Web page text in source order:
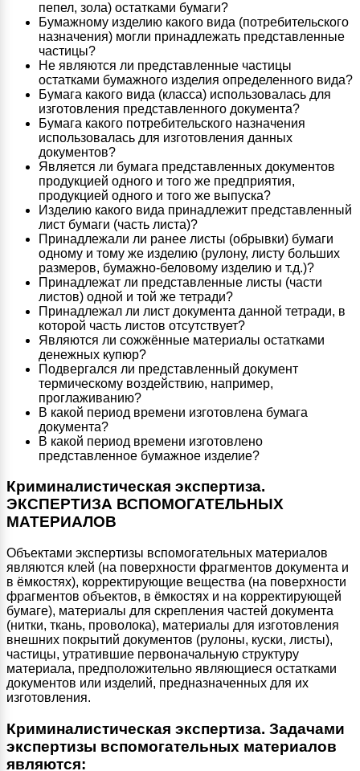
пепел, зола) остатками бумаги?
Бумажному изделию какого вида (потребительского
назначения) могли принадлежать представленные
частицы?
Не являются ли представленные частицы
остатками бумажного изделия определенного вида?
Бумага какого вида (класса) использовалась для
изготовления представленного документа?
Бумага какого потребительского назначения
использовалась для изготовления данных
документов?
Является ли бумага представленных документов
продукцией одного и того же предприятия,
продукцией одного и того же выпуска?
Изделию какого вида принадлежит представленный
лист бумаги (часть листа)?
Принадлежали ли ранее листы (обрывки) бумаги
одному и тому же изделию (рулону, листу больших
размеров, бумажно-беловому изделию и т.д.)?
Принадлежат ли представленные листы (части
листов) одной и той же тетради?
Принадлежал ли лист документа данной тетради, в
которой часть листов отсутствует?
Являются ли сожжённые материалы остатками
денежных купюр?
Подвергался ли представленный документ
термическому воздействию, например,
проглаживанию?
В какой период времени изготовлена бумага
документа?
В какой период времени изготовлено
представленное бумажное изделие?
Криминалистическая экспертиза.
ЭКСПЕРТИЗА ВСПОМОГАТЕЛЬНЫХ
МАТЕРИАЛОВ
Объектами экспертизы вспомогательных материалов
являются клей (на поверхности фрагментов документа и
в ёмкостях), корректирующие вещества (на поверхности
фрагментов объектов, в ёмкостях и на корректирующей
бумаге), материалы для скрепления частей документа
(нитки, ткань, проволока), материалы для изготовления
внешних покрытий документов (рулоны, куски, листы),
частицы, утратившие первоначальную структуру
материала, предположительно являющиеся остатками
документов или изделий, предназначенных для их
изготовления.
Криминалистическая экспертиза. Задачами
экспертизы вспомогательных материалов
являются: